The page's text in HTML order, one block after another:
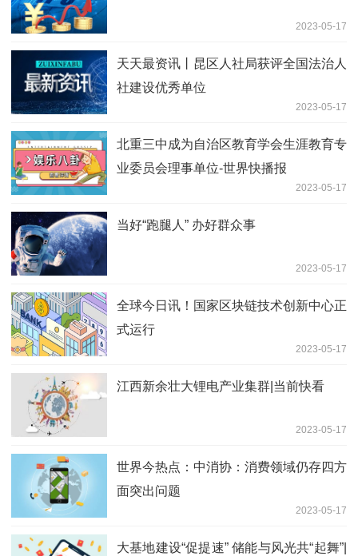
2023-05-17
天天最资讯丨昆区人社局获评全国法治人
社建设优秀单位
2023-05-17
北重三中成为自治区教育学会生涯教育专
业委员会理事单位-世界快播报
2023-05-17
当好“跑腿人” 办好群众事
2023-05-17
全球今日讯！国家区块链技术创新中心正
式运行
2023-05-17
江西新余壮大锂电产业集群|当前快看
2023-05-17
世界今热点：中消协：消费领域仍存四方
面突出问题
2023-05-17
大基地建设“促提速” 储能与风光共“起舞”|